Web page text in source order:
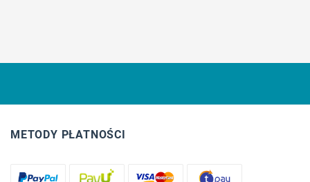
METODY PŁATNOŚCI